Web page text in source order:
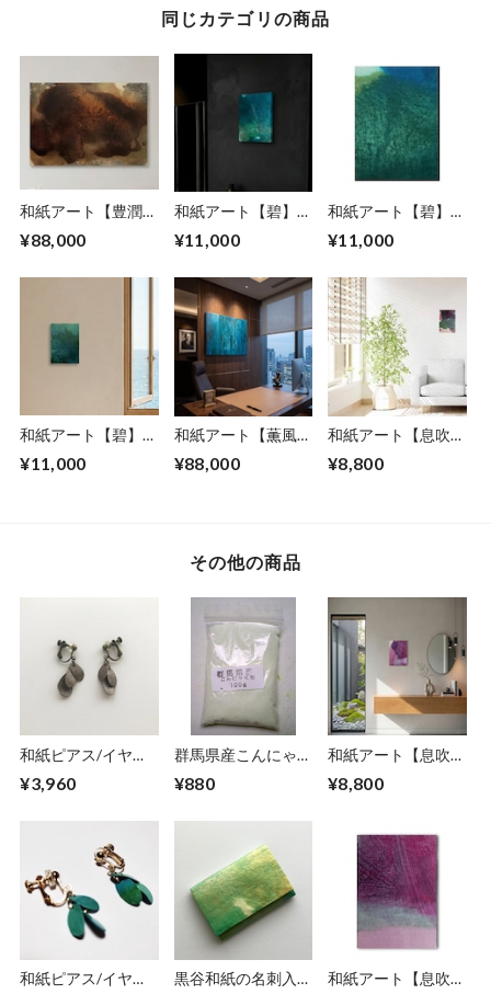
同じカテゴリの商品
和紙アート【豊潤】
2
¥88,000
和紙アート【碧】
¥11,000
和紙アート【碧】
¥11,000
和紙アート【碧】
¥11,000
和紙アート【薫風】
４/4
¥88,000
和紙アート【息吹】
¥8,800
その他の商品
和紙ピアス/イヤリ
アS
¥3,960
群馬県産こんにゃく
０ｇ）
¥880
和紙アート【息吹】
¥8,800
和紙ピアス/イヤリ
黒谷和紙の名刺入れ
和紙アート【息吹】